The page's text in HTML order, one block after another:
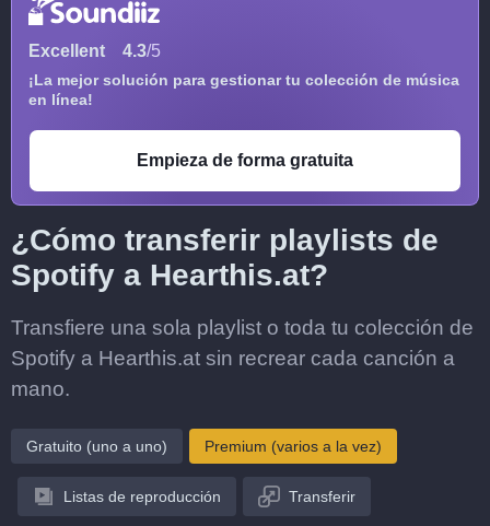
Excellent 4.3/5
¡La mejor solución para gestionar tu colección de música
en línea!
Empieza de forma gratuita
¿Cómo transferir playlists de
Spotify a Hearthis.at?
Transfiere una sola playlist o toda tu colección de
Spotify a Hearthis.at sin recrear cada canción a
mano.
Gratuito (uno a uno) Premium (varios a la vez)
Listas de reproducción Transferir